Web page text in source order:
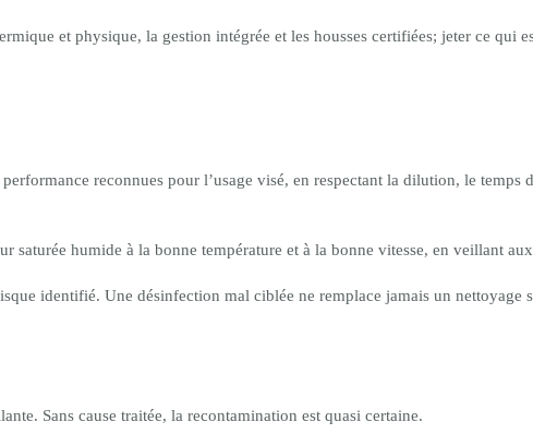
et physique, la gestion intégrée et les housses certifiées; jeter ce qui
reconnues pour l’usage visé, en respectant la dilution, le
saturée humide à la bonne température et à la bonne vitesse, en veillant
identifié. Une désinfection mal ciblée ne remplace jamais un nettoyage
Sans cause traitée, la recontamination est quasi certaine.